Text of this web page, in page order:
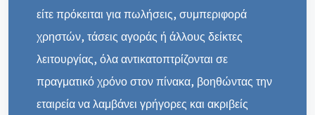
είτε πρόκειται για πωλήσεις, συμπεριφορά
χρηστών, τάσεις αγοράς ή άλλους δείκτες
λειτουργίας, όλα αντικατοπτρίζονται σε
πραγματικό χρόνο στον πίνακα, βοηθώντας την
εταιρεία να λαμβάνει γρήγορες και ακριβείς